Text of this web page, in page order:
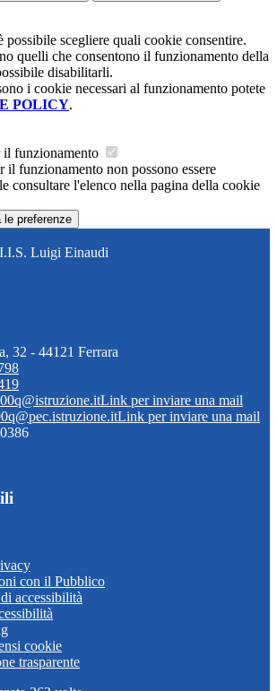
possibile scegliere quali cookie consentire.
quelli che consentono il funzionamento della
disabilitarli.
i cookie necessari al funzionamento potete
POLICY.
il funzionamento
il funzionamento non possono essere
consultare l'elenco nella pagina della cookie
le preferenze
I.I.S. Luigi Einaudi
32 - 44121 Ferrara
Link per inviare una mail
Link per inviare una mail
con il Pubblico
accessibilità
cookie
trasparente